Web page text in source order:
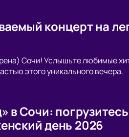
концерт на
Сочи! Услышьте любимые
этого уникального вечера.
в Сочи:
день 2026